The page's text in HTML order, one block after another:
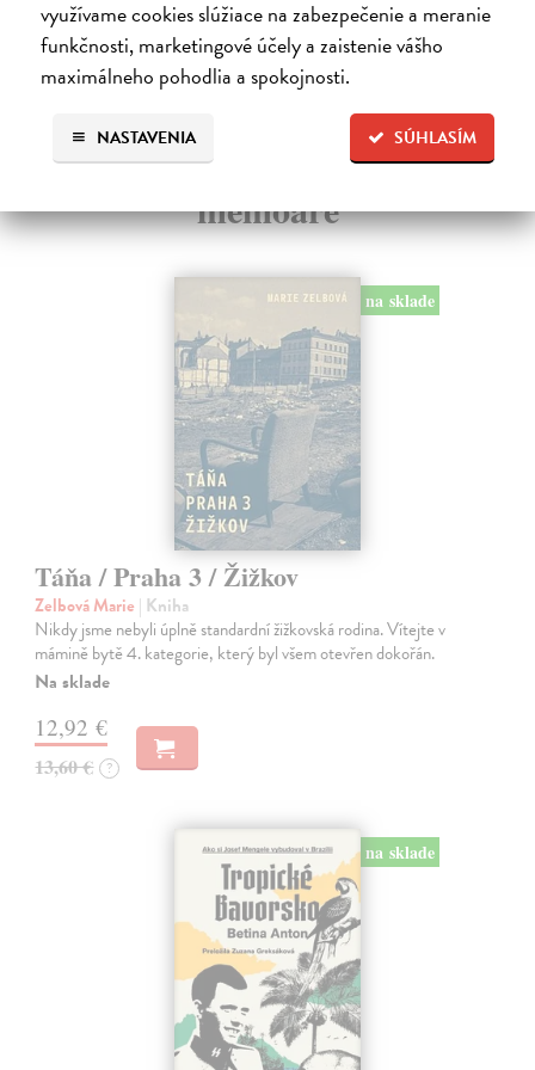
využívame cookies slúžiace na zabezpečenie a meranie
funkčnosti, marketingové účely a zaistenie vášho
maximálneho pohodlia a spokojnosti.
SÚHLASÍM
NASTAVENIA
Ďalšie z kategórie životopisy a
memoáre
na sklade
Táňa / Praha 3 / Žižkov
Zelbová Marie | Kniha
Nikdy jsme nebyli úplně standardní žižkovská rodina. Vítejte v
mámině bytě 4. kategorie, který byl všem otevřen dokořán.
Na sklade
12,92 €
13,60 € ?
na sklade